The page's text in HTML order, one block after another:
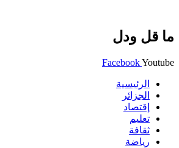
ما قل ودل
FacebookYoutube
الرئيسية
الجزائر
إقتصاد
تعليم
ثقافة
رياضة